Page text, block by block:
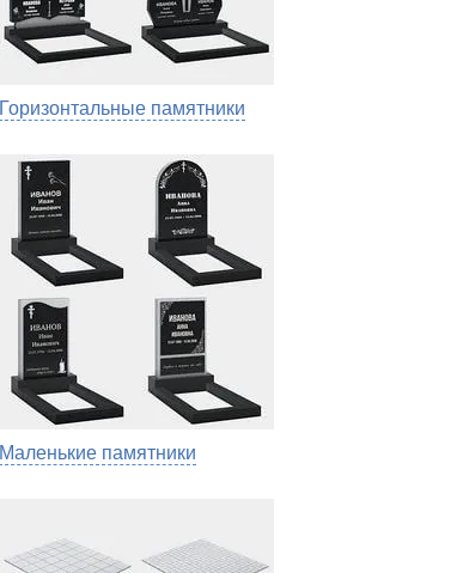
Горизонтальные памятники
Маленькие памятники